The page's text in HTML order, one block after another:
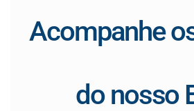
Acompanhe
do nosso